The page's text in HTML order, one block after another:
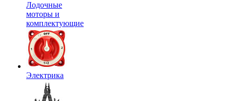
Лодочные
моторы и
комплектующие
Электрика